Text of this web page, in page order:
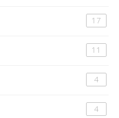
17
11
4
4